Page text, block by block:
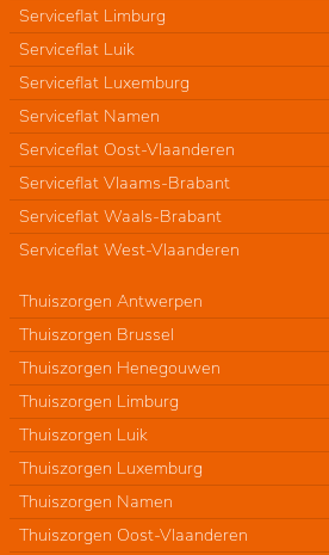
Serviceflat Limburg
Serviceflat Luik
Serviceflat Luxemburg
Serviceflat Namen
Serviceflat Oost-Vlaanderen
Serviceflat Vlaams-Brabant
Serviceflat Waals-Brabant
Serviceflat West-Vlaanderen
Thuiszorgen Antwerpen
Thuiszorgen Brussel
Thuiszorgen Henegouwen
Thuiszorgen Limburg
Thuiszorgen Luik
Thuiszorgen Luxemburg
Thuiszorgen Namen
Thuiszorgen Oost-Vlaanderen